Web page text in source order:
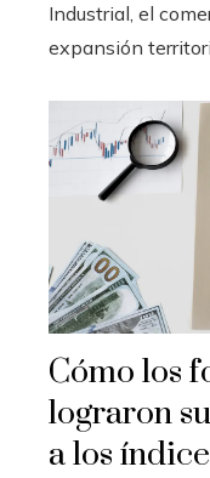
Industrial, el
expansión
Cómo los
lograron
a los